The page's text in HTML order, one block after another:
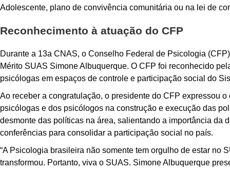
Adolescente, plano de convivência comunitária ou na lei de
Reconhecimento à atuação do CFP
Durante a 13a CNAS, o Conselho Federal de Psicologia
Mérito SUAS Simone Albuquerque. O CFP foi reconhecido
psicólogas em espaços de controle e participação social do
Ao receber a congratulação, o presidente do CFP expressou
psicólogas e dos psicólogos na construção e execução das
desmonte das políticas na área, salientando a importância
conferências para consolidar a participação social no país.
“A Psicologia brasileira não somente tem orgulho de estar no
transformou. Portanto, viva o SUAS. Simone Albuquerque